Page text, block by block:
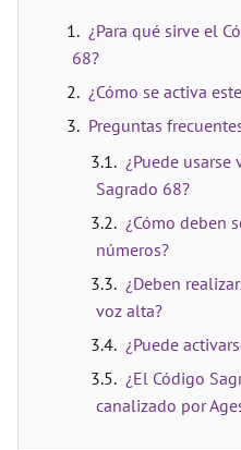
¿Para qué sirve el
68?
¿Cómo se activa
Preguntas
¿Puede usarse
Sagrado 68?
¿Cómo deben
números?
¿Deben
voz alta?
¿Puede
¿El Código
canalizado por